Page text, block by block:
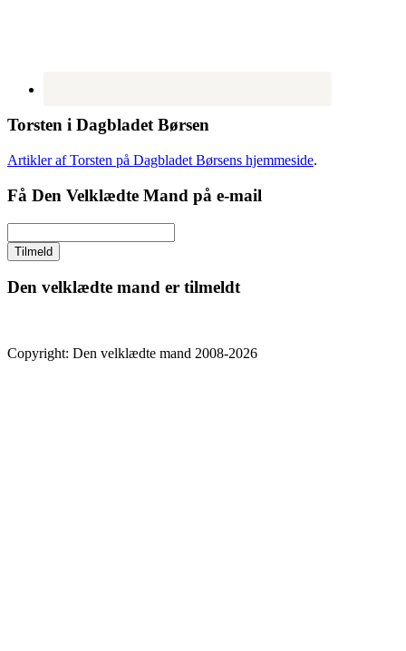
Torsten i Dagbladet Børsen
Artikler af Torsten på Dagbladet Børsens hjemmeside.
Få Den Velklædte Mand på e-mail
Den velklædte mand er tilmeldt
Copyright: Den velklædte mand 2008-2026